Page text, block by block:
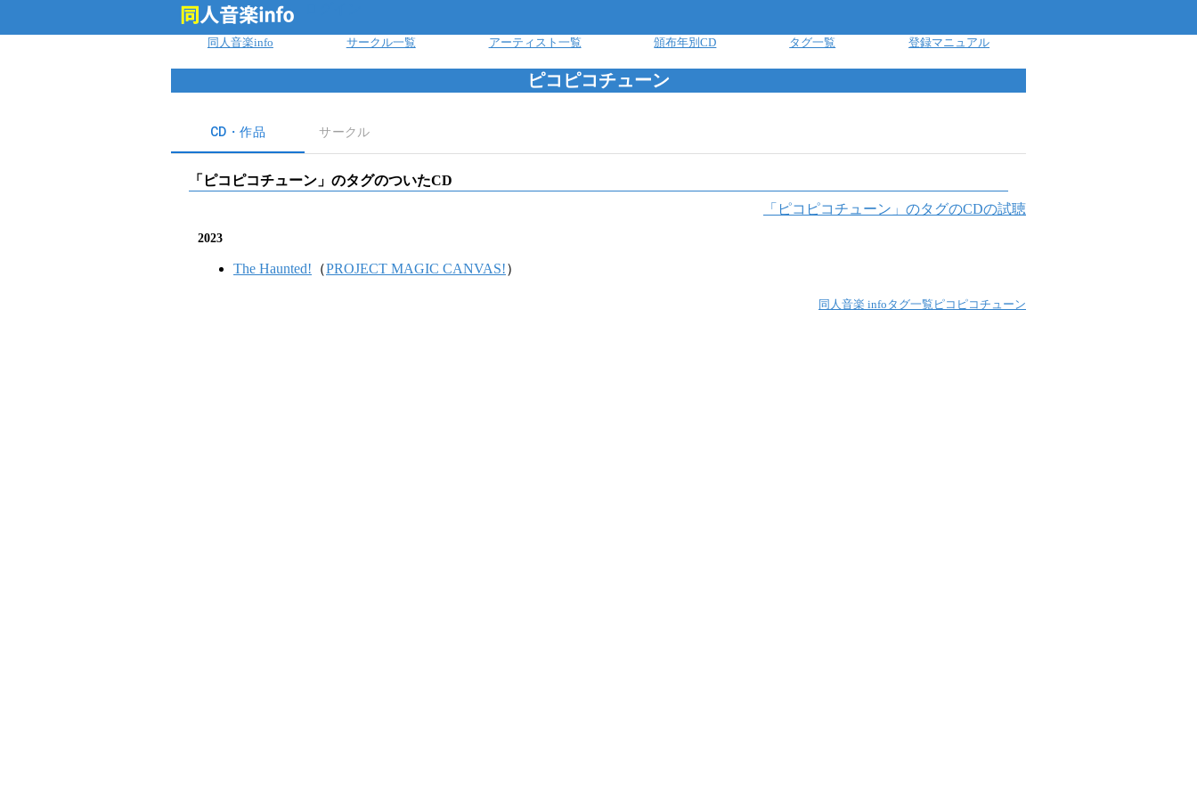
同人音楽info サークル一覧 アーティスト一覧 頒布年別CD タグ一覧 登録マニュアル
ピコピコチューン
CD・作品 サークル
「 ピコピコチューン 」のタグのついたCD
「 ピコピコチューン 」のタグのCDの試聴
2023
The Haunted! （PROJECT MAGIC CANVAS!）
同人音楽 infoタグ一覧 ピコピコチューン